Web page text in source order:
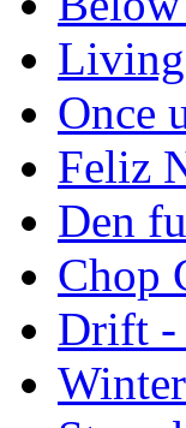
Once
Feliz
Den
Chop
Drift -